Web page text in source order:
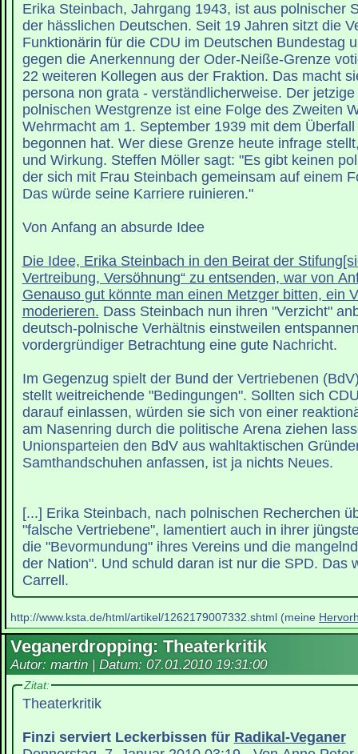
Erika Steinbach, Jahrgang 1943, ist aus polnischer
der hässlichen Deutschen. Seit 19 Jahren sitzt die
Funktionärin für die CDU im Deutschen Bundestag
gegen die Anerkennung der Oder-Neiße-Grenze
22 weiteren Kollegen aus der Fraktion. Das macht
persona non grata - verständlicherweise. Der
polnischen Westgrenze ist eine Folge des Zweiten
Wehrmacht am 1. September 1939 mit dem
begonnen hat. Wer diese Grenze heute infrage
und Wirkung. Steffen Möller sagt: "Es gibt keinen
der sich mit Frau Steinbach gemeinsam auf einem
Das würde seine Karriere ruinieren."
Von Anfang an absurde Idee
Die Idee, Erika Steinbach in den Beirat der
Vertreibung, Versöhnung“ zu entsenden, war von
Genauso gut könnte man einen Metzger bitten, ein
moderieren. Dass Steinbach nun ihren "Verzicht"
deutsch-polnische Verhältnis einstweilen
vordergründiger Betrachtung eine gute Nachricht.
Im Gegenzug spielt der Bund der Vertriebenen
stellt weitreichende "Bedingungen". Sollten sich
darauf einlassen, würden sie sich von einer
am Nasenring durch die politische Arena ziehen
Unionsparteien den BdV aus wahltaktischen
Samthandschuhen anfassen, ist ja nichts Neues.
[...] Erika Steinbach, nach polnischen Recherchen
"falsche Vertriebene", lamentiert auch in ihrer
die "Bevormundung" ihres Vereins und die
der Nation". Und schuld daran ist nur die SPD. Das
Carrell.
http://www.ksta.de/html/artikel/1262179007332.shtml (meine
Veganerdropping: Theaterkritik
Autor: martin | Datum: 07.01.2010 19:31:00
Zitat:
Theaterkritik
Finzi serviert Leckerbissen für Radikal-Veganer